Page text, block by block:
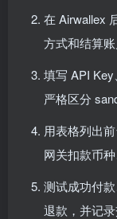
在 Airwallex
方式和结算账
填写 API Key
严格区分
用表格列出
网关扣款币
测试成功付
退款，并记